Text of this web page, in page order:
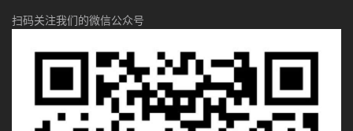
扫码关注我们的微信公众号